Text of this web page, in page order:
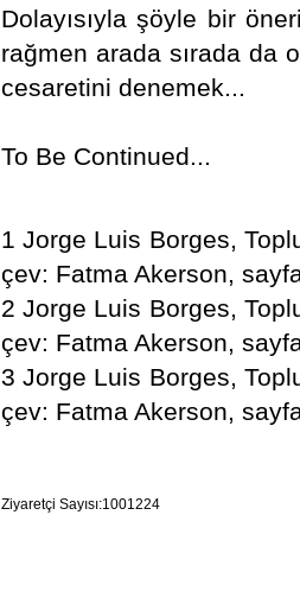
Dolayısıyla şöyle bir
rağmen arada sırada da
cesaretini denemek...
To Be Continued...
1 Jorge Luis Borges,
çev: Fatma Akerson,
2 Jorge Luis Borges,
çev: Fatma Akerson,
3 Jorge Luis Borges,
çev: Fatma Akerson,
Ziyaretçi Sayısı:1001224